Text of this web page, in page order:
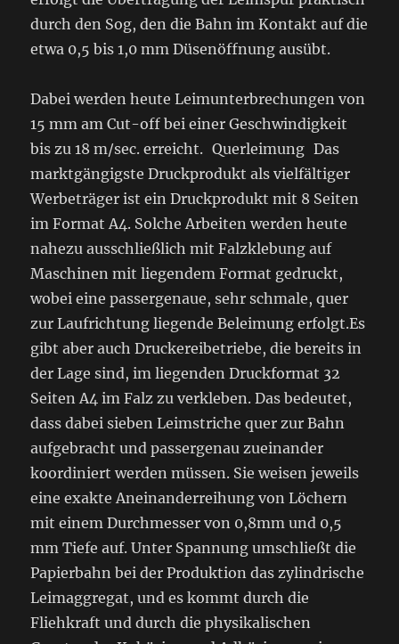
durch den Sog, den die Bahn im Kontakt auf die
etwa 0,5 bis 1,0 mm Düsenöffnung ausübt.
Dabei werden heute Leimunterbrechungen von
15 mm am Cut-off bei einer Geschwindigkeit
bis zu 18 m/sec. erreicht. Querleimung Das
marktgängigste Druckprodukt als vielfältiger
Werbeträger ist ein Druckprodukt mit 8 Seiten
im Format A4. Solche Arbeiten werden heute
nahezu ausschließlich mit Falzklebung auf
Maschinen mit liegendem Format gedruckt,
wobei eine passergenaue, sehr schmale, quer
zur Laufrichtung liegende Beleimung erfolgt.Es
gibt aber auch Druckereibetriebe, die bereits in
der Lage sind, im liegenden Druckformat 32
Seiten A4 im Falz zu verkleben. Das bedeutet,
dass dabei sieben Leimstriche quer zur Bahn
aufgebracht und passergenau zueinander
koordiniert werden müssen. Sie weisen jeweils
eine exakte Aneinanderreihung von Löchern
mit einem Durchmesser von 0,8mm und 0,5
mm Tiefe auf. Unter Spannung umschließt die
Papierbahn bei der Produktion das zylindrische
Leimaggregat, und es kommt durch die
Fliehkraft und durch die physikalischen